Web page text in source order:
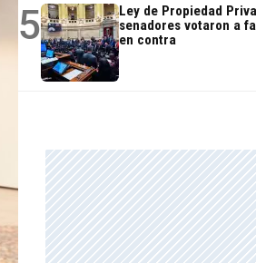
5
Ley de Propiedad
senadores votaron a
en contra